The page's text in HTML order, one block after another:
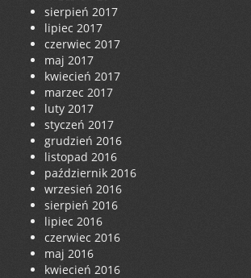
sierpień 2017
lipiec 2017
czerwiec 2017
maj 2017
kwiecień 2017
marzec 2017
luty 2017
styczeń 2017
grudzień 2016
listopad 2016
październik 2016
wrzesień 2016
sierpień 2016
lipiec 2016
czerwiec 2016
maj 2016
kwiecień 2016